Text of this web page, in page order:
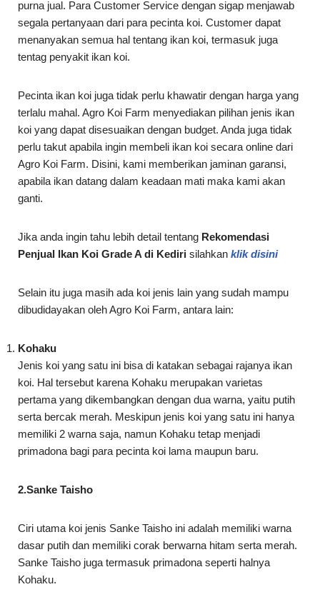
purna jual. Para Customer Service dengan sigap menjawab
segala pertanyaan dari para pecinta koi. Customer dapat
menanyakan semua hal tentang ikan koi, termasuk juga
tentag penyakit ikan koi.
Pecinta ikan koi juga tidak perlu khawatir dengan harga yang
terlalu mahal. Agro Koi Farm menyediakan pilihan jenis ikan
koi yang dapat disesuaikan dengan budget. Anda juga tidak
perlu takut apabila ingin membeli ikan koi secara online dari
Agro Koi Farm. Disini, kami memberikan jaminan garansi,
apabila ikan datang dalam keadaan mati maka kami akan
ganti.
Jika anda ingin tahu lebih detail tentang Rekomendasi
Penjual Ikan Koi Grade A di Kediri silahkan klik disini
Selain itu juga masih ada koi jenis lain yang sudah mampu
dibudidayakan oleh Agro Koi Farm, antara lain:
Kohaku
Jenis koi yang satu ini bisa di katakan sebagai rajanya ikan
koi. Hal tersebut karena Kohaku merupakan varietas
pertama yang dikembangkan dengan dua warna, yaitu putih
serta bercak merah. Meskipun jenis koi yang satu ini hanya
memiliki 2 warna saja, namun Kohaku tetap menjadi
primadona bagi para pecinta koi lama maupun baru.
2.Sanke Taisho
Ciri utama koi jenis Sanke Taisho ini adalah memiliki warna
dasar putih dan memiliki corak berwarna hitam serta merah.
Sanke Taisho juga termasuk primadona seperti halnya
Kohaku.